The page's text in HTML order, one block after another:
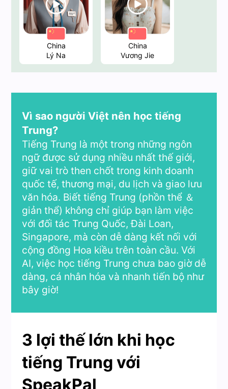
China
Lý Na
China
Vương Jie
Vì sao người Việt nên học tiếng
Trung?
Tiếng Trung là một trong những ngôn
ngữ được sử dụng nhiều nhất thế giới,
giữ vai trò then chốt trong kinh doanh
quốc tế, thương mại, du lịch và giao lưu
văn hóa. Biết tiếng Trung (phồn thể ＆
giản thể) không chỉ giúp bạn làm việc
với đối tác Trung Quốc, Đài Loan,
Singapore, mà còn dễ dàng kết nối với
cộng đồng Hoa kiều trên toàn cầu. Với
AI, việc học tiếng Trung chưa bao giờ dễ
dàng, cá nhân hóa và nhanh tiến bộ như
bây giờ!
3 lợi thế lớn khi học
tiếng Trung với
SpeakPal